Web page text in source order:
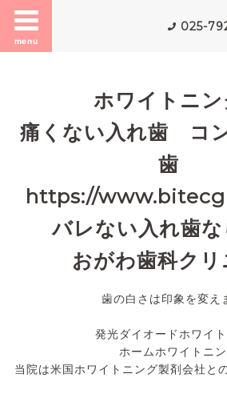
menu
025-
ホワイトニ
痛くない入れ歯 コ
歯
https://
バレない入れ
おがわ歯科クリ
歯の白さは印象を変え
発光ダイオードホワイ
ホームホワイトニ
当院は米国ホワイトニング製剤会社と